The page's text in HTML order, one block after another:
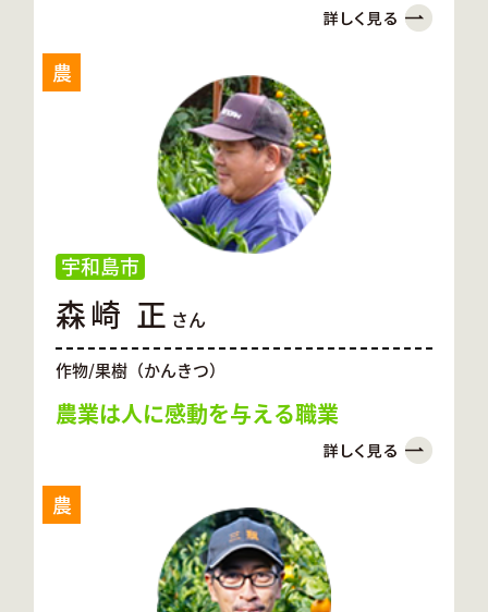
農
宇和島市
森崎 正 さん
作物/果樹（かんきつ）
農業は人に感動を与える職業
農